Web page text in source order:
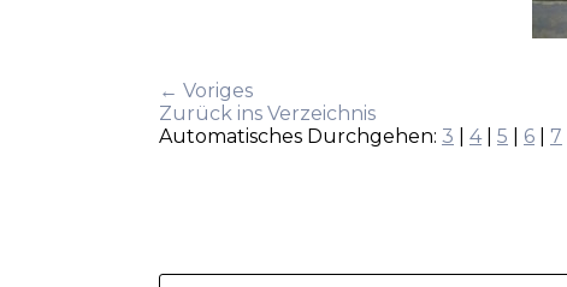
← Voriges
Zurück ins Verzeichnis
Automatisches Durchgehen: 3 4| 5 6 7